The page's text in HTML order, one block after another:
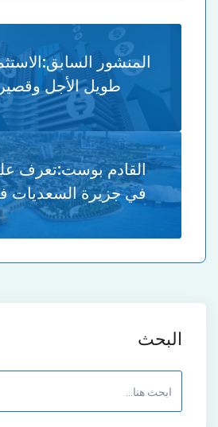
المنشور السابق:
طويل الأجل
القادم بوست:تعرف
في جزيرة السعديات
البحث